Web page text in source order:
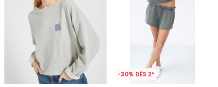
-30% DÈS 2*